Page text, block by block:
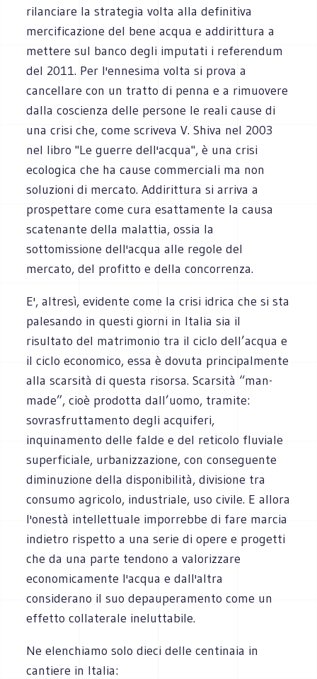
rilanciare la strategia volta alla definitiva
mercificazione del bene acqua e addirittura a
mettere sul banco degli imputati i referendum
del 2011. Per l'ennesima volta si prova a
cancellare con un tratto di penna e a rimuovere
dalla coscienza delle persone le reali cause di
una crisi che, come scriveva V. Shiva nel 2003
nel libro "Le guerre dell'acqua", è una crisi
ecologica che ha cause commerciali ma non
soluzioni di mercato. Addirittura si arriva a
prospettare come cura esattamente la causa
scatenante della malattia, ossia la
sottomissione dell'acqua alle regole del
mercato, del profitto e della concorrenza.
E', altresì, evidente come la crisi idrica che si sta
palesando in questi giorni in Italia sia il
risultato del matrimonio tra il ciclo dell’acqua e
il ciclo economico, essa è dovuta principalmente
alla scarsità di questa risorsa. Scarsità “man-
made”, cioè prodotta dall’uomo, tramite:
sovrasfruttamento degli acquiferi,
inquinamento delle falde e del reticolo fluviale
superficiale, urbanizzazione, con conseguente
diminuzione della disponibilità, divisione tra
consumo agricolo, industriale, uso civile. E allora
l'onestà intellettuale imporrebbe di fare marcia
indietro rispetto a una serie di opere e progetti
che da una parte tendono a valorizzare
economicamente l'acqua e dall'altra
considerano il suo depauperamento come un
effetto collaterale ineluttabile.
Ne elenchiamo solo dieci delle centinaia in
cantiere in Italia: